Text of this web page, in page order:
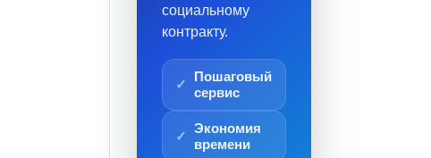
социальному
контракту.
Пошаговый
сервис
Экономия
времени